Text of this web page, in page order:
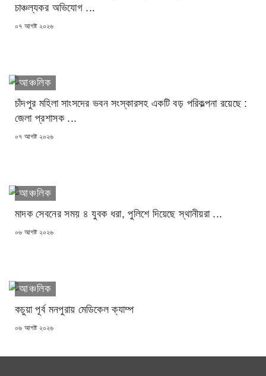
চাঞ্চল্যকর অভিযোগ ...
POSTED
০৭ আগষ্ট ২০২৬
আঞ্চলিক
চাঁদপুর মহিলা সাংসদের ভবন সংস্কারসহ একটি বড় পরিকল্পনা রয়েছে :
জেলা প্রশাসক ...
POSTED
০৭ আগষ্ট ২০২৬
আঞ্চলিক
মাদক সেবনের সময় ৪ যুবক ধরা, পুলিশে দিয়েছে স্থানীয়রা ...
POSTED
০৬ আগষ্ট ২০২৬
আঞ্চলিক
কচুয়া পূর্ব মনপুরায় মেডিকেল ক্যাম্প
POSTED
০৬ আগষ্ট ২০২৬